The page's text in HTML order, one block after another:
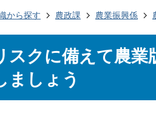
から探す 農政課 農業振興係
スクに備えて農業
ましょう